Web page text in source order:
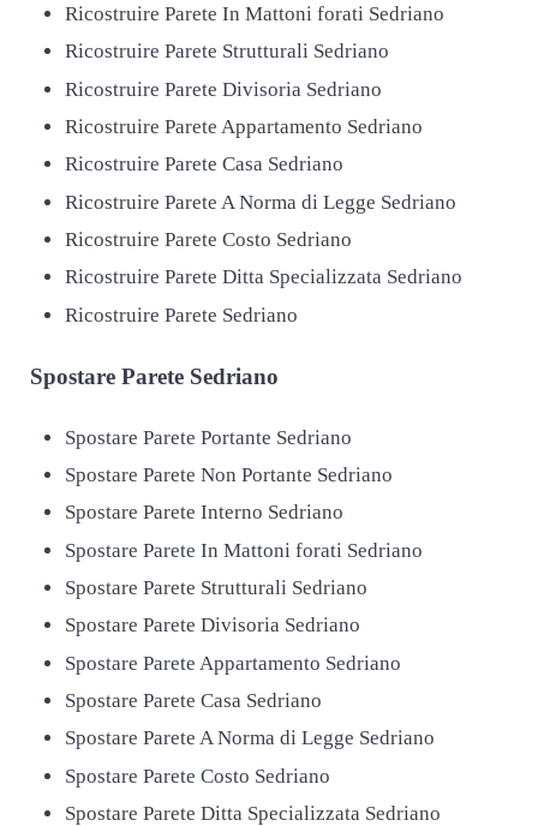
Ricostruire Parete In Mattoni forati Sedriano
Ricostruire Parete Strutturali Sedriano
Ricostruire Parete Divisoria Sedriano
Ricostruire Parete Appartamento Sedriano
Ricostruire Parete Casa Sedriano
Ricostruire Parete A Norma di Legge Sedriano
Ricostruire Parete Costo Sedriano
Ricostruire Parete Ditta Specializzata Sedriano
Ricostruire Parete Sedriano
SpostareParete Sedriano
Spostare Parete Portante Sedriano
Spostare Parete Non Portante Sedriano
Spostare Parete Interno Sedriano
Spostare Parete In Mattoni forati Sedriano
Spostare Parete Strutturali Sedriano
Spostare Parete Divisoria Sedriano
Spostare Parete Appartamento Sedriano
Spostare Parete Casa Sedriano
Spostare Parete A Norma di Legge Sedriano
Spostare Parete Costo Sedriano
Spostare Parete Ditta Specializzata Sedriano